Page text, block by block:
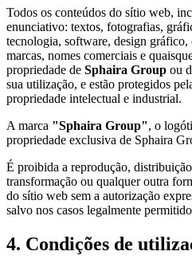
Todos os conteúdos do sítio web,
enunciativo: textos, fotografias,
tecnologia, software, design
marcas, nomes comerciais e
propriedade de Sphaira Group ou
sua utilização, e estão protegidos
propriedade intelectual e industrial.
A marca "Sphaira Group", o
propriedade exclusiva de Sphaira
É proibida a reprodução,
transformação ou qualquer outra
do sítio web sem a autorização
salvo nos casos legalmente
4. Condições de